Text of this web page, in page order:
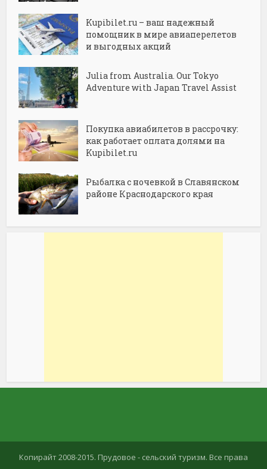
Kupibilet.ru – ваш надежный
помощник в мире авиаперелетов
и выгодных акций
Julia from Australia. Our Tokyo
Adventure with Japan Travel Assist
Покупка авиабилетов в рассрочку:
как работает оплата долями на
Kupibilet.ru
Рыбалка с ночевкой в Славянском
районе Краснодарского края
Копирайт 2008-2015. Прудовое - сельский туризм. Все права